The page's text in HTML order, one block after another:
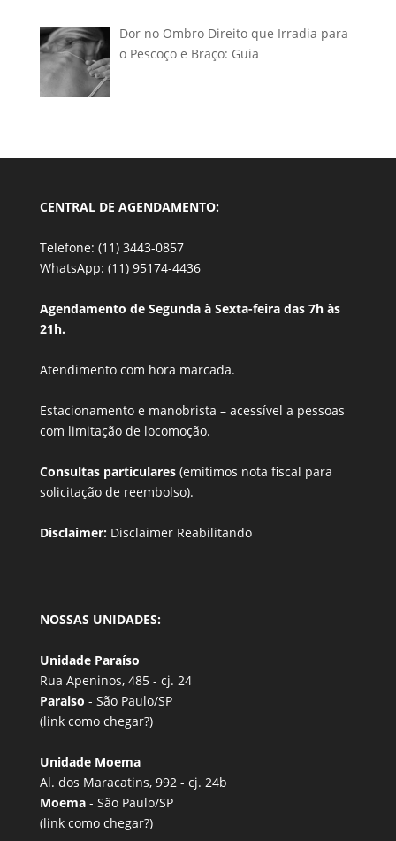
Dor no Ombro Direito que Irradia para
o Pescoço e Braço: Guia
CENTRAL DE AGENDAMENTO:
Telefone: (11) 3443-0857
WhatsApp: (11) 95174-4436
Agendamento de Segunda à Sexta-feira das 7h às
21h.
Atendimento com hora marcada.
Estacionamento e manobrista – acessível a pessoas
com limitação de locomoção.
Consultas particulares (emitimos nota fiscal para
solicitação de reembolso).
Disclaimer: Disclaimer Reabilitando
NOSSAS UNIDADES:
Unidade Paraíso
Rua Apeninos, 485 - cj. 24
Paraiso - São Paulo/SP
(link como chegar?)
Unidade Moema
Al. dos Maracatins, 992 - cj. 24b
Moema - São Paulo/SP
(link como chegar?)